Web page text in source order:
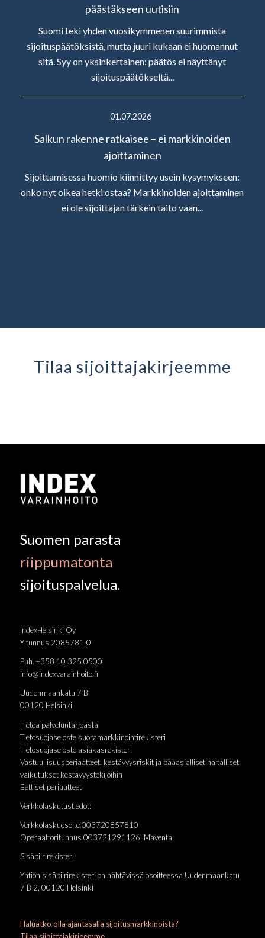
päästäkseen uutisiin
Suomi teki yhden vuosikymmenen suurimmista
sijoituspäätöksistä, mutta juuri kukaan ei huomannut
sitä. Syy on yksinkertainen: päätös ei näyttänyt
sijoituspäätökseltä...
01.07.2026
Salkun rakenne ratkaisee – ei markkinoiden
ajoittaminen
Sijoittamisessa huomio kiinnittyy usein kysymykseen:
onko nyt oikea hetki ostaa? Markkinoiden ajoittaminen
ei ole sijoittajan tärkein taito vaan...
Tilaa sijoittaja­kirjeemme
Suomen parasta
riippumatonta
sijoituspalvelua.
IndexHelsinki Oy
Y-tunnus 2085781-0
Puh. +358 10 325 0500
info@indexvarainhoito.fi
Uudenmaankatu 7 B
00120 Helsinki
Tietoa palveluntarjoasta
Tietosuojaseloste suoramarkkinointirekisteri
Tietosuojaseloste asiakasrekisteri
Vastuullisuusperiaatteet, kestävyysriskit ja pääasialliset haitalliset
vaikutukset kestävyystekijöihin
Eettiset periaatteet
Verkkolaskutustiedot:
Verkkolaskuosoite 003720857810
Operaattoritunnus 003721291126 Maventa
Sisäpiirirekisteri:
Yhtiön sisäpiirirekisteri on nähtävissä osoitteessa Uudenmaankatu
7 B 2, 00120 Helsinki
Haluatko olla ajantasalla sijoitusmarkkinoista?
Tilaa sijoittajakirjeemme.